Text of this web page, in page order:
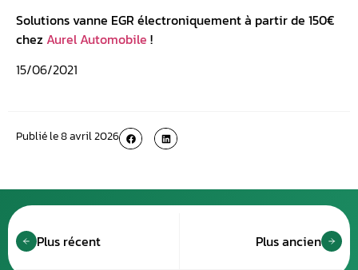
Solutions vanne EGR électroniquement à partir de 150€
chezAurel Automobile !
15/06/2021
Publié le8 avril 2026
Plus récent Plus ancien